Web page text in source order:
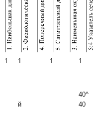
1 1 1
1
40^
й 40